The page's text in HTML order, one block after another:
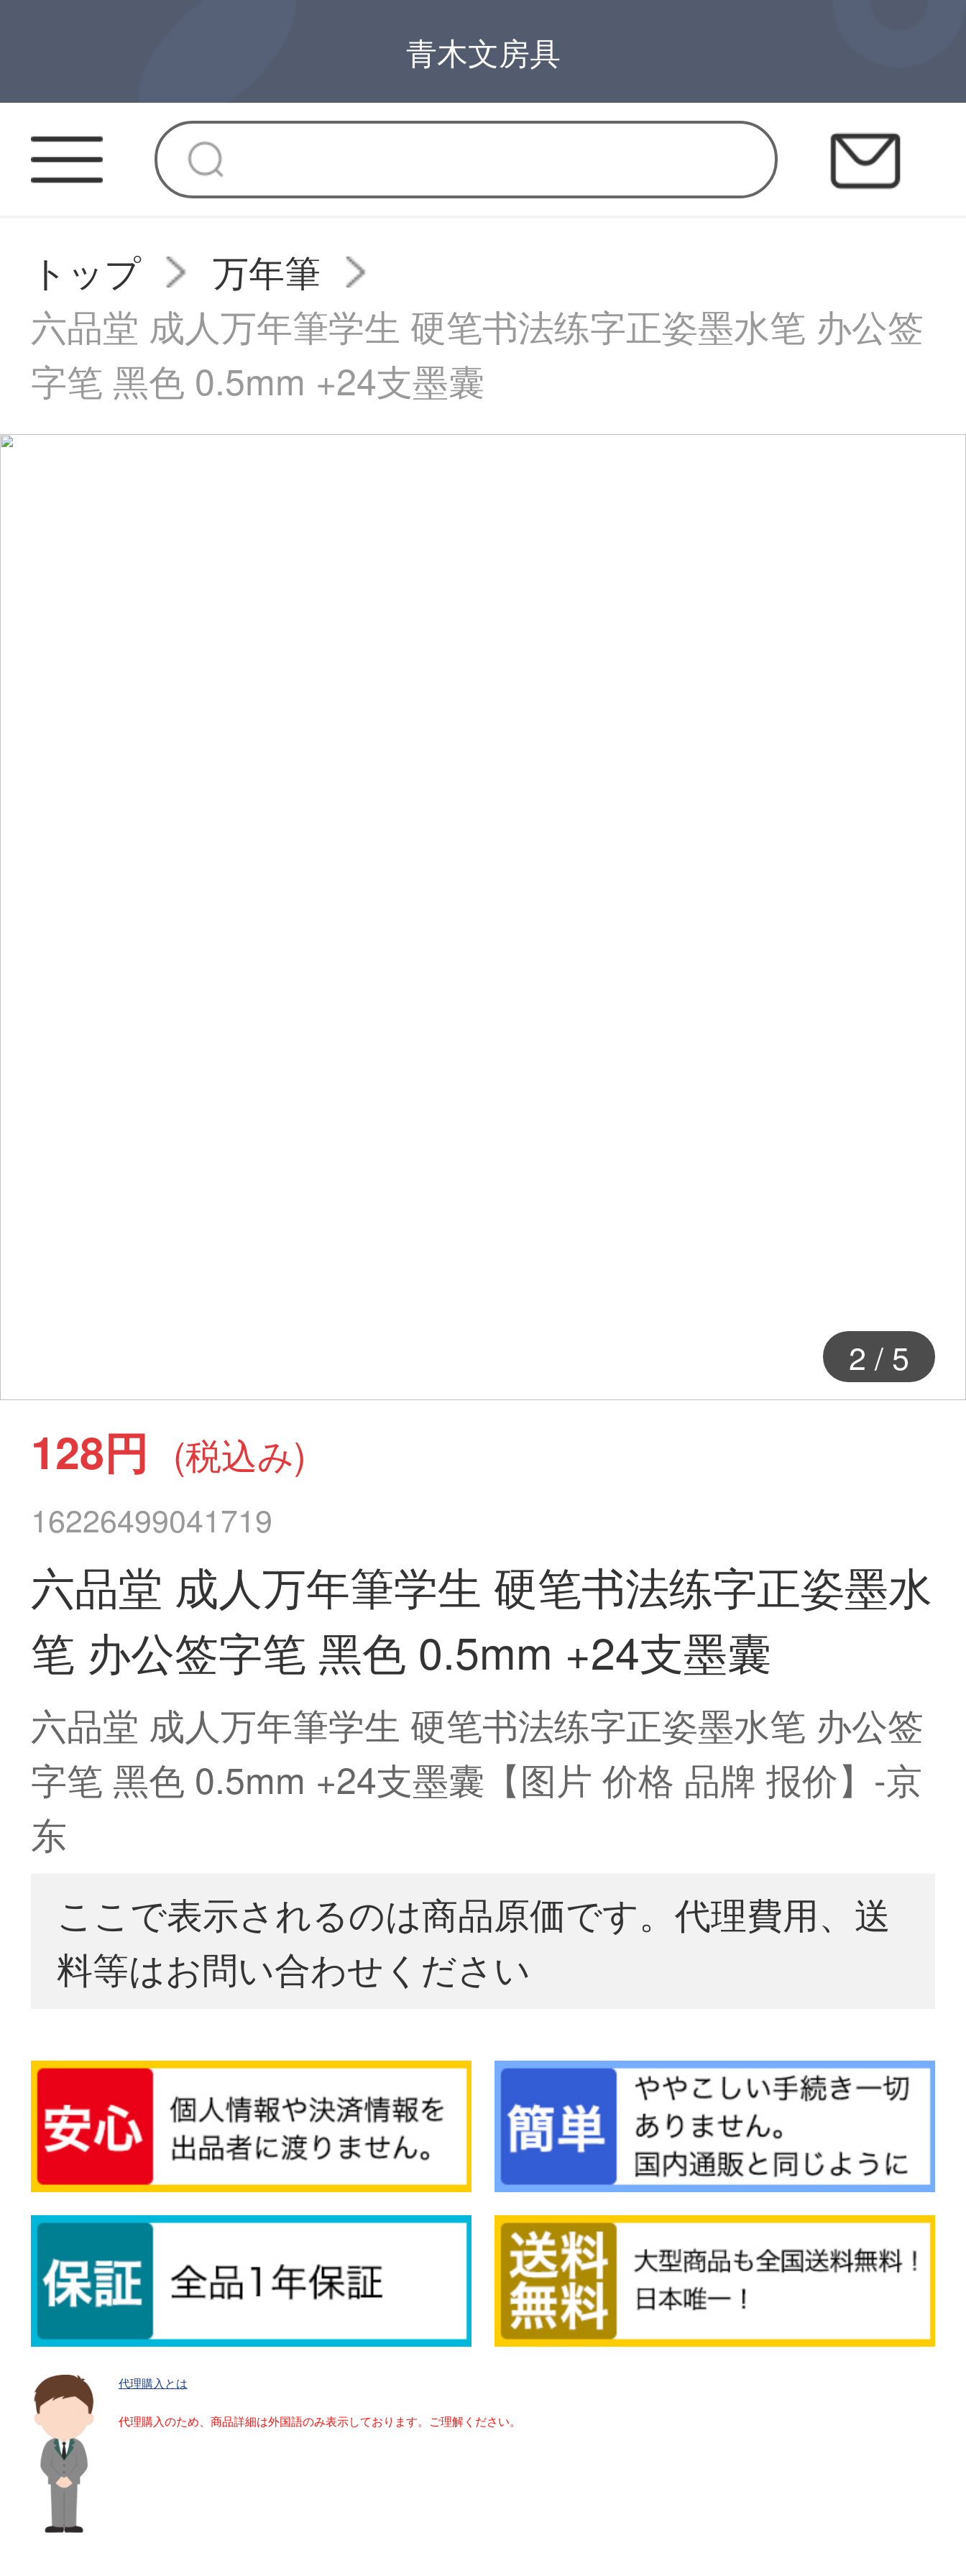
青木文房具
トップ
万年筆
六品堂 成人万年筆学生 硬笔书法练字正姿墨水笔 办公签
字笔 黑色 0.5mm +24支墨囊
2 / 5
128円 (税込み)
16226499041719
六品堂 成人万年筆学生 硬笔书法练字正姿墨水
笔 办公签字笔 黑色 0.5mm +24支墨囊
六品堂 成人万年筆学生 硬笔书法练字正姿墨水笔 办公签
字笔 黑色 0.5mm +24支墨囊【图片 价格 品牌 报价】-京
东
ここで表示されるのは商品原価です。代理費用、送
料等はお問い合わせください
代理購入とは
代理購入のため、商品詳細は外国語のみ表示しております。ご理解ください。